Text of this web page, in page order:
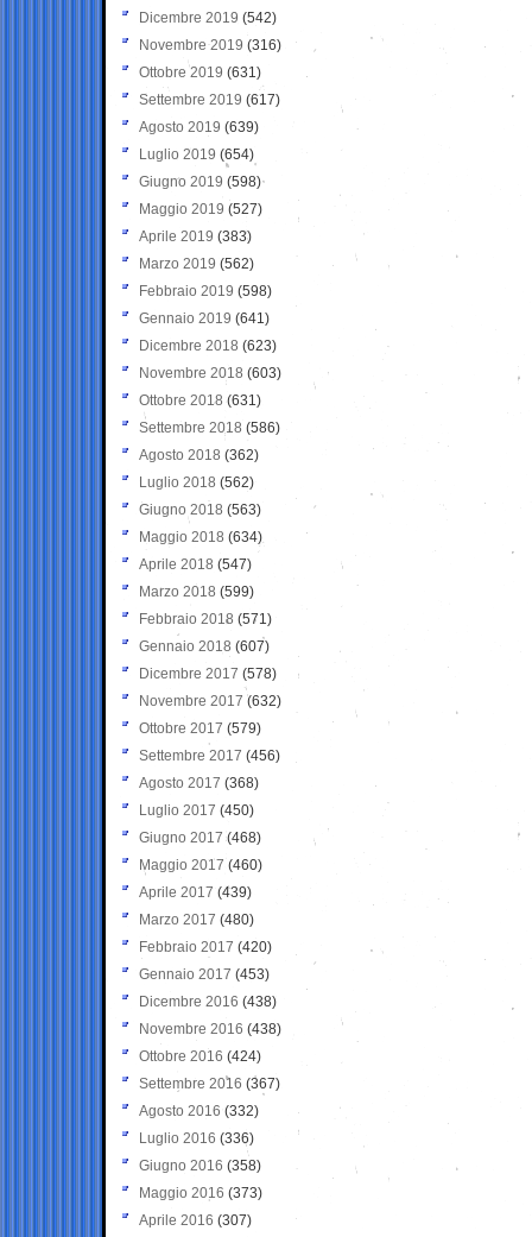
Dicembre 2019 (542)
Novembre 2019 (316)
Ottobre 2019 (631)
Settembre 2019 (617)
Agosto 2019 (639)
Luglio 2019 (654)
Giugno 2019 (598)
Maggio 2019 (527)
Aprile 2019 (383)
Marzo 2019 (562)
Febbraio 2019 (598)
Gennaio 2019 (641)
Dicembre 2018 (623)
Novembre 2018 (603)
Ottobre 2018 (631)
Settembre 2018 (586)
Agosto 2018 (362)
Luglio 2018 (562)
Giugno 2018 (563)
Maggio 2018 (634)
Aprile 2018 (547)
Marzo 2018 (599)
Febbraio 2018 (571)
Gennaio 2018 (607)
Dicembre 2017 (578)
Novembre 2017 (632)
Ottobre 2017 (579)
Settembre 2017 (456)
Agosto 2017 (368)
Luglio 2017 (450)
Giugno 2017 (468)
Maggio 2017 (460)
Aprile 2017 (439)
Marzo 2017 (480)
Febbraio 2017 (420)
Gennaio 2017 (453)
Dicembre 2016 (438)
Novembre 2016 (438)
Ottobre 2016 (424)
Settembre 2016 (367)
Agosto 2016 (332)
Luglio 2016 (336)
Giugno 2016 (358)
Maggio 2016 (373)
Aprile 2016 (307)